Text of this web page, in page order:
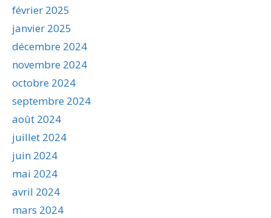
février 2025
janvier 2025
décembre 2024
novembre 2024
octobre 2024
septembre 2024
août 2024
juillet 2024
juin 2024
mai 2024
avril 2024
mars 2024